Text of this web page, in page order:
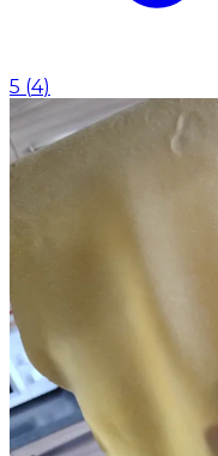
5 (4)